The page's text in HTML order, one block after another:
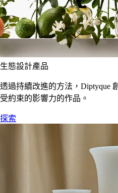
生態設計產品
透過持續改進的方法，Diptyque
受約束的影響力的作品。
探索